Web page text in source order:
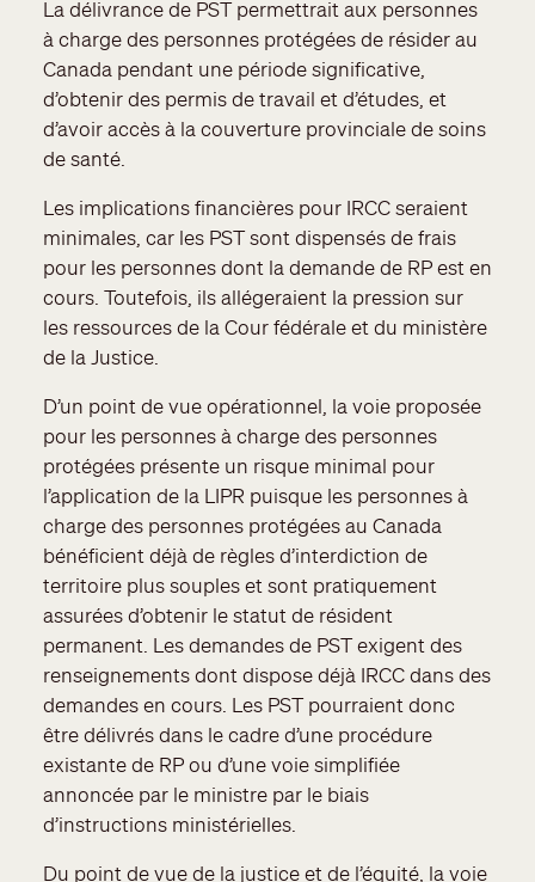
La délivrance de PST permettrait aux personnes
à charge des personnes protégées de résider au
Canada pendant une période significative,
d’obtenir des permis de travail et d’études, et
d’avoir accès à la couverture provinciale de soins
de santé.
Les implications financières pour IRCC seraient
minimales, car les PST sont dispensés de frais
pour les personnes dont la demande de RP est en
cours. Toutefois, ils allégeraient la pression sur
les ressources de la Cour fédérale et du ministère
de la Justice.
D’un point de vue opérationnel, la voie proposée
pour les personnes à charge des personnes
protégées présente un risque minimal pour
l’application de la LIPR puisque les personnes à
charge des personnes protégées au Canada
bénéficient déjà de règles d’interdiction de
territoire plus souples et sont pratiquement
assurées d’obtenir le statut de résident
permanent. Les demandes de PST exigent des
renseignements dont dispose déjà IRCC dans des
demandes en cours. Les PST pourraient donc
être délivrés dans le cadre d’une procédure
existante de RP ou d’une voie simplifiée
annoncée par le ministre par le biais
d’instructions ministérielles.
Du point de vue de la justice et de l’équité, la voie